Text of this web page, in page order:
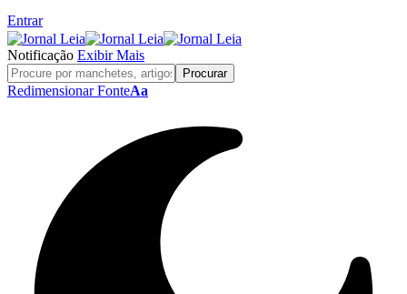
Entrar
Notificação Exibir Mais
Redimensionar FonteAa